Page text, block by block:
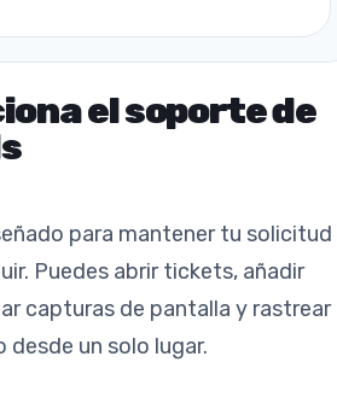
el soporte de
para mantener tu solicitud
Puedes abrir tickets, añadir
capturas de pantalla y rastrear
un solo lugar.